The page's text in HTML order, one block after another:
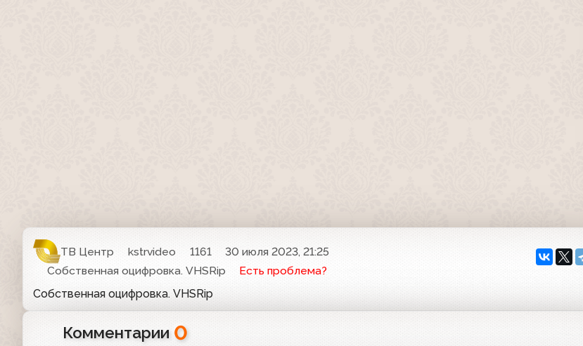
ТВ Центр kstrvideo 1161
30 июля 2023, 21:25
Собственная оцифровка. VHSRip
Есть проблема?
Собственная оцифровка. VHSRip
Комментарии 0